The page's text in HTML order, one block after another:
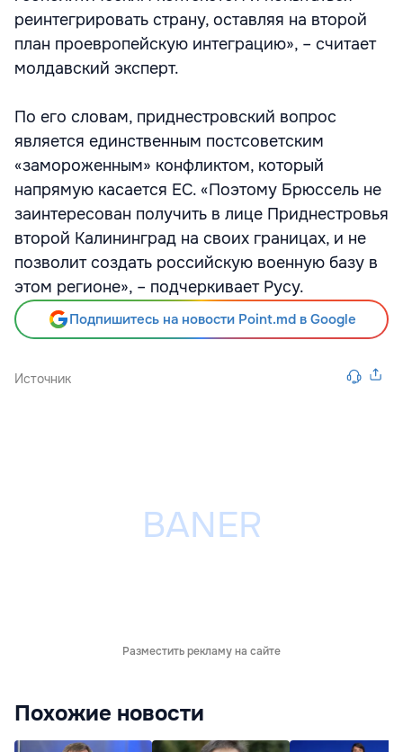
реинтегрировать страну, оставляя на второй
план проевропейскую интеграцию», – считает
молдавский эксперт.
По его словам, приднестровский вопрос
является единственным постсоветским
«замороженным» конфликтом, который
напрямую касается ЕС. «Поэтому Брюссель не
заинтересован получить в лице Приднестровья
второй Калининград на своих границах, и не
позволит создать российскую военную базу в
этом регионе», – подчеркивает Русу.
Подпишитесь на новости Point.md в Google
Источник
Разместить рекламу на сайте
Похожие новости